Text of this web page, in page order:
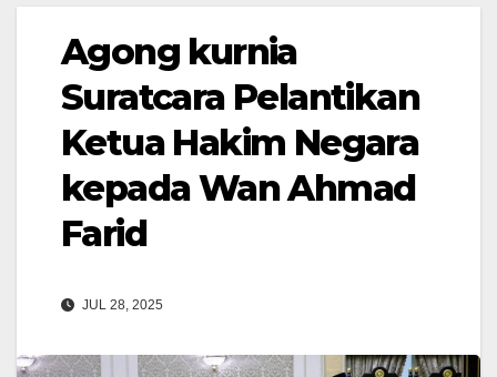
Agong kurnia
Suratcara Pelantikan
Ketua Hakim Negara
kepada Wan Ahmad
Farid
JUL 28, 2025